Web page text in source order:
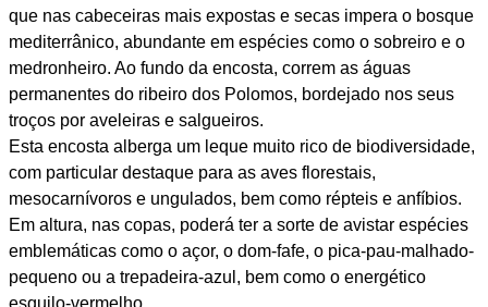
que nas cabeceiras mais expostas e secas impera o bosque
mediterrânico, abundante em espécies como o sobreiro e o
medronheiro. Ao fundo da encosta, correm as águas
permanentes do ribeiro dos Polomos, bordejado nos seus
troços por aveleiras e salgueiros.
Esta encosta alberga um leque muito rico de biodiversidade,
com particular destaque para as aves florestais,
mesocarnívoros e ungulados, bem como répteis e anfíbios.
Em altura, nas copas, poderá ter a sorte de avistar espécies
emblemáticas como o açor, o dom-fafe, o pica-pau-malhado-
pequeno ou a trepadeira-azul, bem como o energético
esquilo-vermelho.